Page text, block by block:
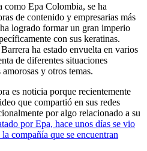
como Epa Colombia, se ha
de contenido y empresarias más
logrado formar un gran imperio
con sus keratinas.
ha estado envuelta en varios
de diferentes situaciones
y otros temas.
es noticia porque recientemente
que compartió en sus redes
por algo relacionado a su
por Epa, hace unos días se vio
compañía que se encuentran